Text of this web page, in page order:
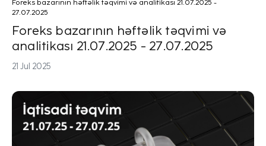
Foreks bazarının həftəlik təqvimi və analitikası 21.07.2025 -
27.07.2025
Foreks bazarının həftəlik təqvimi və
analitikası 21.07.2025 - 27.07.2025
21 Jul 2025